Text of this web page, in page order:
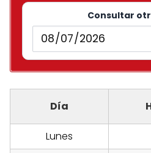
Consultar
Día
Lunes